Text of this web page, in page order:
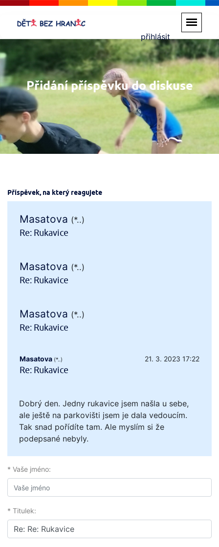
přihlásit
Přidání příspěvku do diskuse
Příspěvek, na který reagujete
Masatova (*..)
Re: Rukavice
Masatova (*..)
Re: Rukavice
Masatova (*..)
Re: Rukavice
Masatova (*..) 21. 3. 2023 17:22
Re: Rukavice
Dobrý den. Jedny rukavice jsem našla u sebe,
ale ještě na parkovišti jsem je dala vedoucím.
Tak snad pořídíte tam. Ale myslím si že
podepsané nebyly.
* Vaše jméno:
* Titulek: